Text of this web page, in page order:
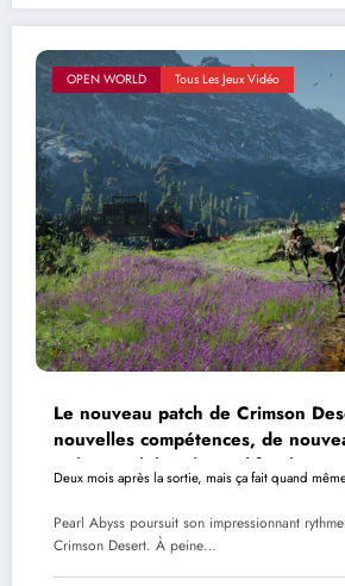
OPEN WORLD Tous Les Jeux Vidéo
Le nouveau patch de Crimson
nouvelles compétences, de
et la possibilité de modifier les
Deux mois après la sortie, mais ça fait quand
Pearl Abyss poursuit son impressionnant
Crimson Desert. À peine…